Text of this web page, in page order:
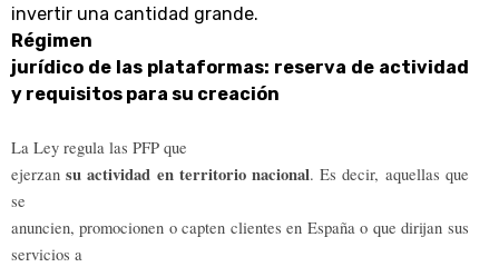
invertir una cantidad grande.
Régimen
jurídico de las plataformas: reserva de actividad
y requisitos para su creación
La Ley regula las PFP que
ejerzansu actividad en territorio nacional. Es decir, aquellas que
se
anuncien, promocionen o capten clientes en España o que dirijan sus
servicios a